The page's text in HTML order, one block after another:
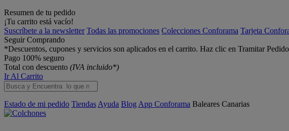
Resumen de tu pedido
¡Tu carrito está vacío!
Suscríbete a la newsletter Todas las promociones Colecciones Conforama Tarjeta
Seguir Comprando
*Descuentos, cupones y servicios son aplicados en el carrito. Haz clic en Tramitar
Pago 100% seguro
Total con descuento (IVA incluido*)
Ir Al Carrito
Estado de mi pedido Tiendas Ayuda Blog App Conforama Baleares Canarias